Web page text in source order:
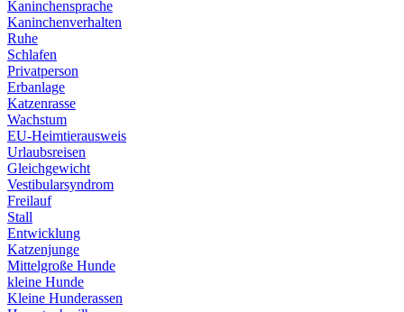
Kaninchensprache
Kaninchenverhalten
Ruhe
Schlafen
Privatperson
Erbanlage
Katzenrasse
Wachstum
EU-Heimtierausweis
Urlaubsreisen
Gleichgewicht
Vestibularsyndrom
Freilauf
Stall
Entwicklung
Katzenjunge
Mittelgroße Hunde
kleine Hunde
Kleine Hunderassen